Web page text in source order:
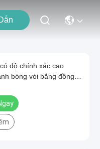
độ chính xác cao
bóng vòi bằng đồng